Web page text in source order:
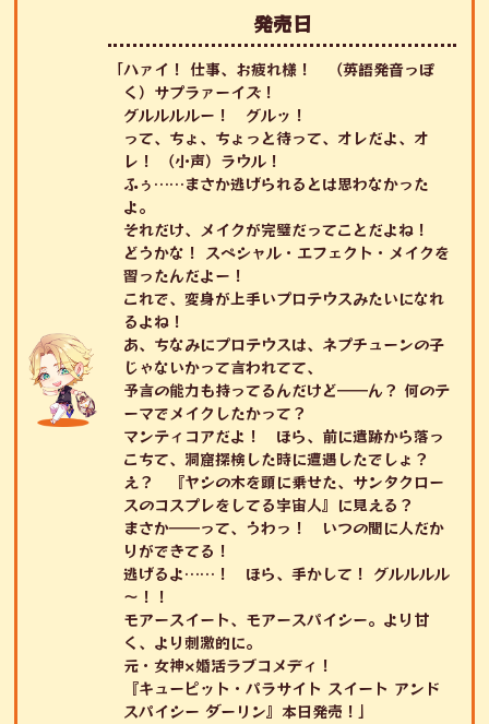
発売日
「ハァイ！ 仕事、お疲れ様！ （英語発音っぽ
く）サプラァーイズ！
グルルルルー！ グルッ！
って、ちょ、ちょっと待って、オレだよ、オ
レ！ （小声）ラウル！
ふぅ……まさか逃げられるとは思わなかった
よ。
それだけ、メイクが完璧だってことだよね！
どうかな！ スペシャル・エフェクト・メイクを
習ったんだよー！
これで、変身が上手いプロテウスみたいになれ
るよね！
あ、ちなみにプロテウスは、ネプチューンの子
じゃないかって言われてて、
予言の能力も持ってるんだけど――ん？ 何のテ
ーマでメイクしたかって？
マンティコアだよ！ ほら、前に遺跡から落っ
こちて、洞窟探検した時に遭遇したでしょ？
え？ 『ヤシの木を頭に乗せた、サンタクロー
スのコスプレをしてる宇宙人』に見える？
まさか――って、うわっ！ いつの間に人だか
りができてる！
逃げるよ……！ ほら、手かして！ グルルルル
～！！
モアースイート、モアースパイシー。より甘
く、より刺激的に。
元・女神×婚活ラブコメディ！
『キューピット・パラサイト スイート アンド
スパイシー ダーリン』本日発売！」